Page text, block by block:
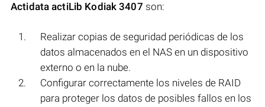
Actidata actiLib Kodiak 3407 son:
Realizar copias de seguridad periódicas de los
datos almacenados en el NAS en un dispositivo
externo o en la nube.
Configurar correctamente los niveles de RAID
para proteger los datos de posibles fallos en los